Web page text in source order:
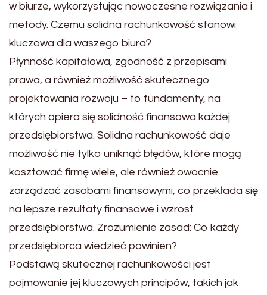
w biurze, wykorzystując nowoczesne rozwiązania i
metody. Czemu solidna rachunkowość stanowi
kluczowa dla waszego biura?
Płynność kapitałowa, zgodność z przepisami
prawa, a również możliwość skutecznego
projektowania rozwoju – to fundamenty, na
których opiera się solidność finansowa każdej
przedsiębiorstwa. Solidna rachunkowość daje
możliwość nie tylko uniknąć błędów, które mogą
kosztować firmę wiele, ale również owocnie
zarządzać zasobami finansowymi, co przekłada się
na lepsze rezultaty finansowe i wzrost
przedsiębiorstwa. Zrozumienie zasad: Co każdy
przedsiębiorca wiedzieć powinien?
Podstawą skutecznej rachunkowości jest
pojmowanie jej kluczowych principów, takich jak